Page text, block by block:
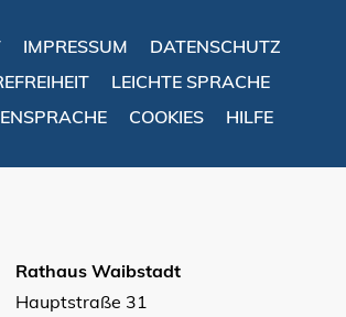
IMPRESSUM
DATENSCHUTZ
LEICHTE SPRACHE
COOKIES HILFE
Rathaus Waibstadt
Hauptstraße 31